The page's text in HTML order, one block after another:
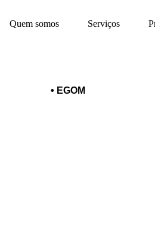
Quem somos Serviços
• EGOM